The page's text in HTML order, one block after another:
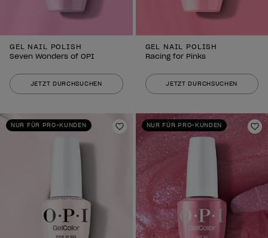
GEL NAIL POLISH
Seven Wonders of OPI
JETZT DURCHSUCHEN
GEL NAIL POLISH
Racing for Pinks
JETZT DURCHSUCHEN
NUR FÜR PRO-KUNDEN
Zur Wunschliste hinzufügen
NUR FÜR PRO-KUNDEN